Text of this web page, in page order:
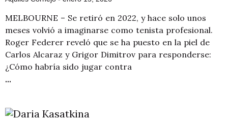
MELBOURNE – Se retiró en 2022, y hace solo unos
meses volvió a imaginarse como tenista profesional.
Roger Federer reveló que se ha puesto en la piel de
Carlos Alcaraz y Grigor Dimitrov para responderse:
¿Cómo habría sido jugar contra